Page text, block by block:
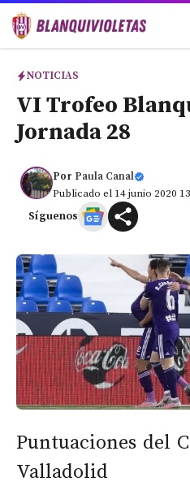
Saltar
NOTICIAS
VI Trofeo
Jornada 28
Por Paula Canal
Publicado el 14 junio 2020
Síguenos
Puntuaciones del
Valladolid